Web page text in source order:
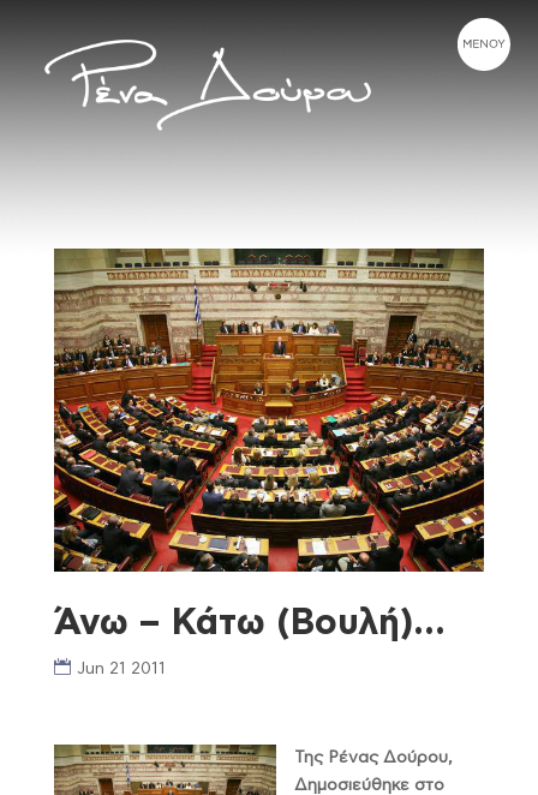
Άνω – Κάτω (Βουλή)…
Jun 21 2011
Της Ρένας Δούρου,
Δημοσιεύθηκε στο